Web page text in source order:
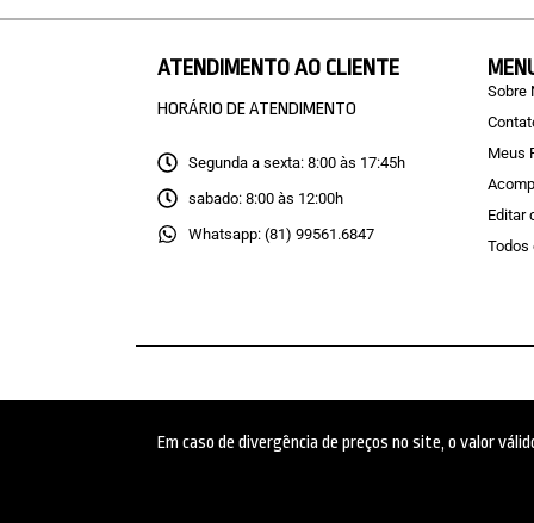
ATENDIMENTO AO CLIENTE
HORÁRIO DE ATENDIMENTO
Segunda a sexta: 8:00 às 17:45h
sabado: 8:00 às 12:00h
Whatsapp: (81) 99561.6847
Sobre
Meus
Editar
Todos
Em caso de divergência de preços no site, o valor